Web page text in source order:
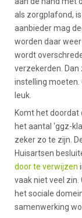
als zorgplafond,
aanbieder mag
worden daar
wordt
verzekerden.
instelling moeten.
leuk.
Komt het
het aantal ‘ggz-
zeker zo te zijn.
Huisartsen
door te verwijzen
vaak niet veel zin.
het sociale
samenwerking